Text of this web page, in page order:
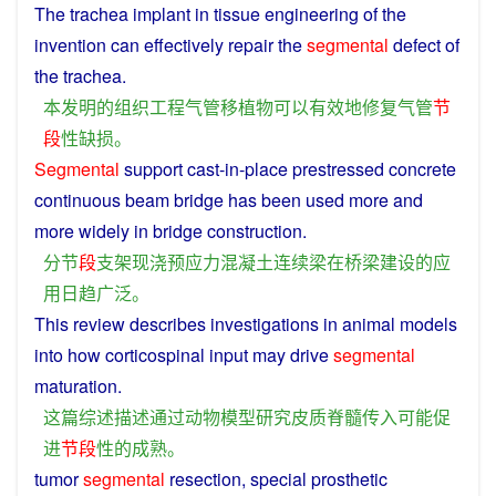
Thetrachea implant in tissueengineering ofthe
invention can effectively repairthesegmental defectof
thetrachea.
本发明的组织工程气管移植物可以有效地修复气管节
段性缺损。
Segmental supportcast-in-placeprestressed concrete
continuousbeambridge hasbeen used moreand
morewidely in bridgeconstruction.
分节段支架现浇预应力混凝土连续梁在桥梁建设的应
用日趋广泛。
This reviewdescribes investigations in animal models
into howcorticospinal input maydrivesegmental
maturation.
这篇综述描述通过动物模型研究皮质脊髓传入可能促
进节段性的成熟。
tumorsegmental resection, special prosthetic